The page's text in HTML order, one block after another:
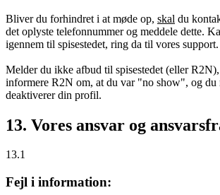
Bliver du forhindret i at møde op, skal du
det oplyste telefonnummer og meddele dette.
igennem til spisestedet, ring da til vores support.
Melder du ikke afbud til spisestedet (eller
informere R2N om, at du var "no show", og du
deaktiverer din profil.
13. Vores ansvar og
13.1
Fejl i information: